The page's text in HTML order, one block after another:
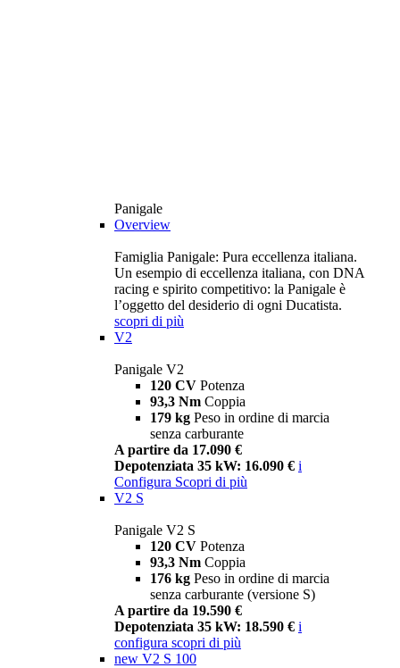
Panigale
Overview
Famiglia Panigale: Pura eccellenza italiana.
Un esempio di eccellenza italiana, con DNA
racing e spirito competitivo: la Panigale è
l’oggetto del desiderio di ogni Ducatista.
scopri di più
V2
Panigale V2
120 CV Potenza
93,3 Nm Coppia
179 kg Peso in ordine di marcia
senza carburante
A partire da 17.090 €
Depotenziata 35 kW: 16.090 € i
Configura Scopri di più
V2 S
Panigale V2 S
120 CV Potenza
93,3 Nm Coppia
176 kg Peso in ordine di marcia
senza carburante (versione S)
A partire da 19.590 €
Depotenziata 35 kW: 18.590 € i
configura scopri di più
new V2 S 100